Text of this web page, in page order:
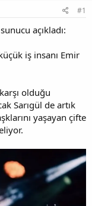
#1
açıkladı:
iş insanı Emir
olduğu
Sarıgül de artık
yaşayan çifte